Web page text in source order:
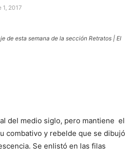
1, 2017
de esta semana de la sección Retratos | El
del medio siglo, pero mantiene el
combativo y rebelde que se dibujó
Se enlistó en las filas